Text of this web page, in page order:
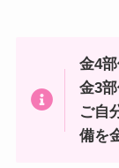
金4
金3
ご自
備を